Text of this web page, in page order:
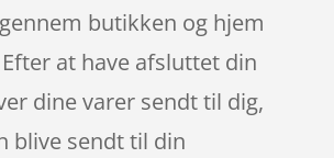
butikken og hjem
at have afsluttet din
dine varer sendt til dig,
blive sendt til din